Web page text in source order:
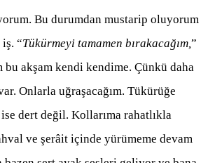
Bu durumdan mustarip oluyorum
“Tükürmeyi tamamen bırakacağım, ”
akşam kendi kendime. Çünkü daha
Onlarla uğraşacağım. Tükürüğe
dert değil. Kollarıma rahatlıkla
ve şerâit içinde yürümeme devam